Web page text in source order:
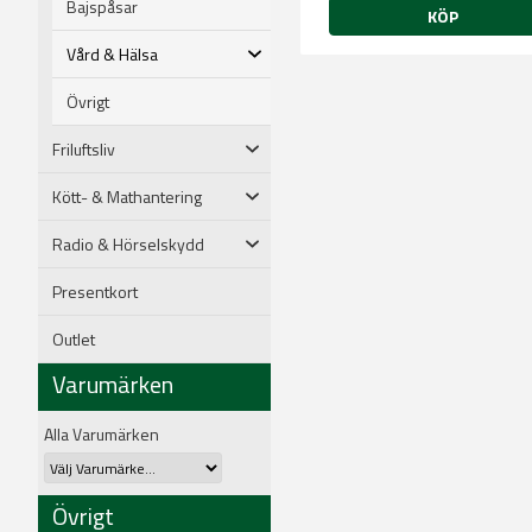
Bajspåsar
Vård & Hälsa
Övrigt
Friluftsliv
Kött- & Mathantering
Radio & Hörselskydd
Presentkort
Outlet
Varumärken
Alla Varumärken
Övrigt
KÖP